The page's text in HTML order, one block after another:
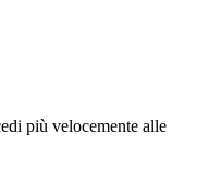
più velocemente alle